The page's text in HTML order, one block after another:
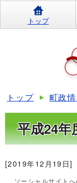
トップ
トップ 町政
平成24年
[2019年12月19日]
ソーシャルサイト